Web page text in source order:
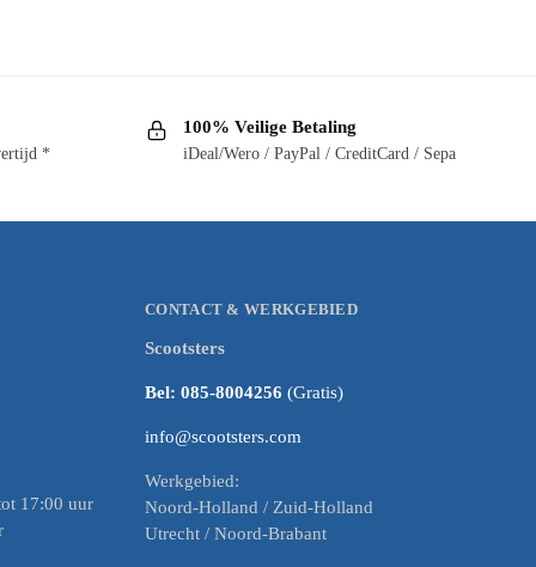
*
100% Veilige Betaling
iDeal/Wero / PayPal / CreditCard / Sepa
17:00 uur
CONTACT & WERKGEBIED
Scootsters
Bel: 085-8004256(Gratis)
info@scootsters.com
Werkgebied:
Noord-Holland / Zuid-Holland
Utrecht / Noord-Brabant